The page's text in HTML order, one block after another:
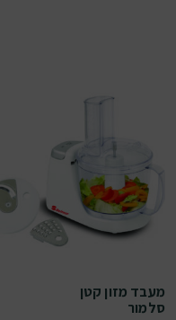
מעבד מזון קטן
סלמור